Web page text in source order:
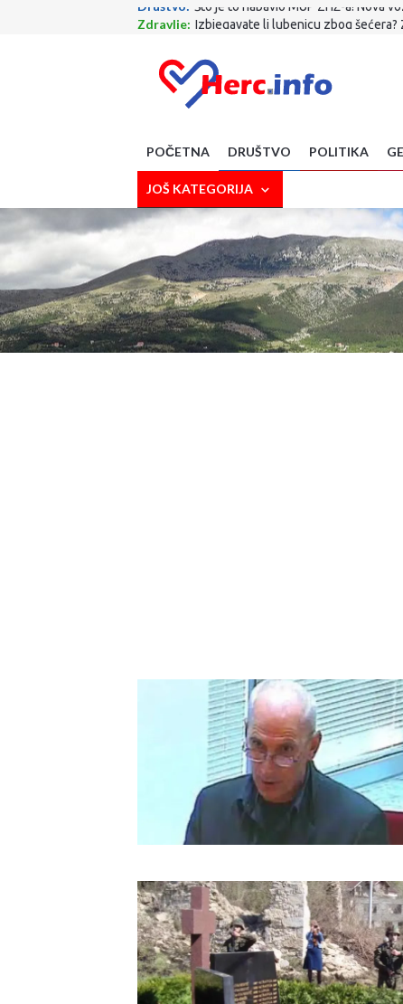
Zdravlje: Izbjegavate li lubenicu zbog šećera?
Sport:
Poljoprivreda: Suša prijeti novim
Kultura: Knjiga ''Sin – Priča o Toniju''
Gospodarstvo :
Kultura: RAMA: Uoči Oluje, Rumbočani
Društvo: Tradicionalnom budnicom u Kninu
Društvo:
POČETNA DRUŠTVO POLITIKA
JOŠ KATEGORIJA